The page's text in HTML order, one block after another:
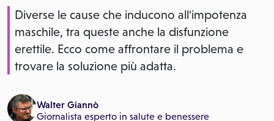
Diverse le cause che inducono all'impotenza
maschile, tra queste anche la disfunzione
erettile. Ecco come affrontare il problema e
trovare la soluzione più adatta.
Walter Giannò
Giornalista esperto in salute e benessere